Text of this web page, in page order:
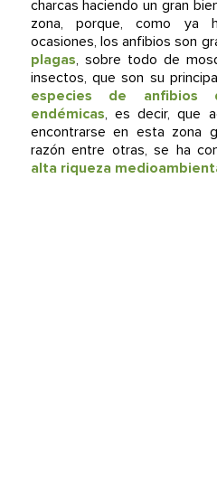
charcas haciendo un gran
zona, porque, como ya
ocasiones, los anfibios son
plagas, sobre todo de
insectos, que son su
especies de anfibios
endémicas, es decir, que
encontrarse en esta zona
razón entre otras, se ha
alta riqueza